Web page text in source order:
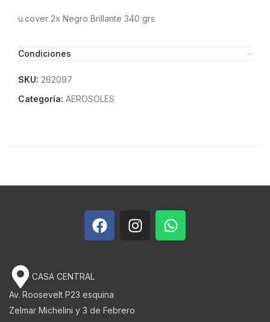
u.cover 2x Negro Brillante 340 grs
Condiciones
SKU: 262097
Categoría: AEROSOLES
CASA CENTRAL
Av. Roosevelt P23 esquina
Zelmar Michelini y 3 de Febrero​